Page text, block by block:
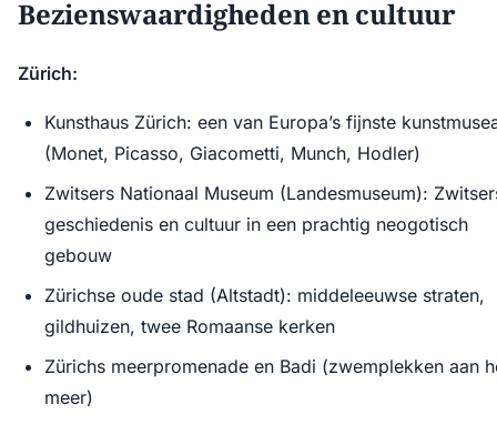
Bezienswaardigheden en cultuur
Zürich:
Kunsthaus Zürich: een van Europa’s fijnste
(Monet, Picasso, Giacometti, Munch, Hodler)
Zwitsers Nationaal Museum (Landesmuseum):
geschiedenis en cultuur in een prachtig neogotisch
gebouw
Zürichse oude stad (Altstadt): middeleeuwse straten,
gildhuizen, twee Romaanse kerken
Zürichs meerpromenade en Badi (zwemplekken aan
meer)